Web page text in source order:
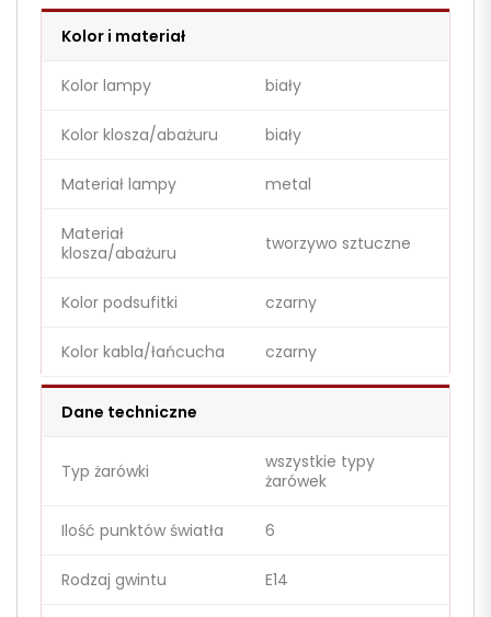
Kolor i materiał
Kolor lampy biały
Kolor klosza/abażuru biały
Materiał lampy metal
Materiał
klosza/abażuru
tworzywo sztuczne
Kolor podsufitki czarny
Kolor kabla/łańcucha czarny
Dane techniczne
Typ żarówki
wszystkie typy
żarówek
Ilość punktów światła 6
Rodzaj gwintu E14